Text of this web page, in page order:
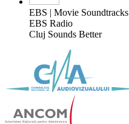
EBS | Movie Soundtracks
EBS Radio
Cluj Sounds Better